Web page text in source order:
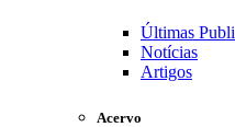
Últimas
Notícias
Artigos
Acervo